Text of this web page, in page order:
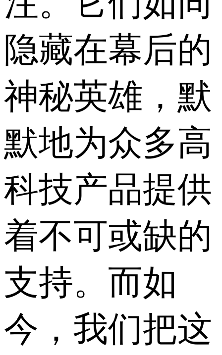
隐藏在幕后的
神秘英雄，默
默地为众多高
科技产品提供
着不可或缺的
支持。而如
今，我们把这